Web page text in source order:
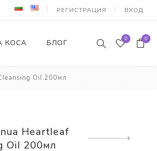
РЕГИСТРАЦИЯ ВХОД
КОСА БЛОГ 0 0
Oil 200мл
Heartleaf
Oil 200мл